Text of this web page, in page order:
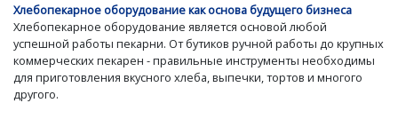
Хлебопекарное оборудование как основа будущего бизнеса
Хлебопекарное оборудование является основой любой
успешной работы пекарни. От бутиков ручной работы до крупных
коммерческих пекарен - правильные инструменты необходимы
для приготовления вкусного хлеба, выпечки, тортов и многого
другого.